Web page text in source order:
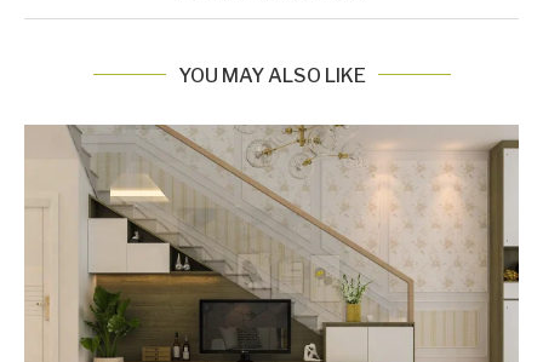
YOU MAY ALSO LIKE